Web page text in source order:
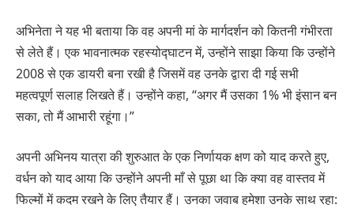
अभिनेता ने यह भी बताया कि वह अपनी मां के मार्गदर्शन को कितनी गंभीरता
से लेते हैं। एक भावनात्मक रहस्योद्घाटन में, उन्होंने साझा किया कि उन्होंने
2008 से एक डायरी बना रखी है जिसमें वह उनके द्वारा दी गई सभी
महत्वपूर्ण सलाह लिखते हैं। उन्होंने कहा, “अगर मैं उसका 1% भी इंसान बन
सका, तो मैं आभारी रहूंगा।”
अपनी अभिनय यात्रा की शुरुआत के एक निर्णायक क्षण को याद करते हुए,
वर्धन को याद आया कि उन्होंने अपनी माँ से पूछा था कि क्या वह वास्तव में
फिल्मों में कदम रखने के लिए तैयार हैं। उनका जवाब हमेशा उनके साथ रहा: